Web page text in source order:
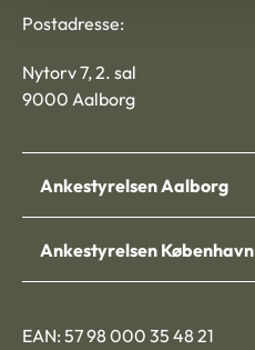
Postadresse:
Nytorv 7, 2. sal
9000 Aalborg
Ankestyrelsen Aalborg
Ankestyrelsen København
EAN: 57 98 000 35 48 21